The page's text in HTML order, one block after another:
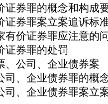
证券罪的概念和构成
证券罪案立案追诉标
有价证券罪应注意的
证券罪的处罚
、公司、企业债券案
司、企业债券罪的概
司、企业债券罪案立